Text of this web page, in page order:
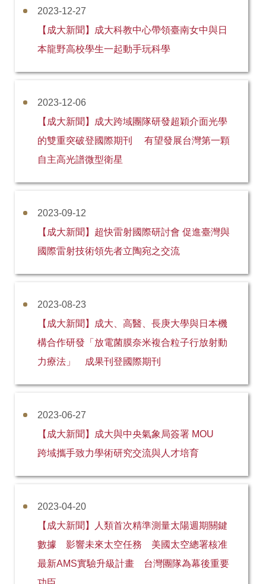
2023-12-27
【成大新聞】成大科教中心帶領臺南女中與日
本龍野高校學生一起動手玩科學
2023-12-06
【成大新聞】成大跨域團隊研發超穎介面光學
的雙重突破登國際期刊 有望發展台灣第一顆
自主高光譜微型衛星
2023-09-12
【成大新聞】超快雷射國際研討會 促進臺灣與
國際雷射技術領先者立陶宛之交流
2023-08-23
【成大新聞】成大、高醫、長庚大學與日本機
構合作研發「放電菌膜奈米複合粒子行放射動
力療法」 成果刊登國際期刊
2023-06-27
【成大新聞】成大與中央氣象局簽署 MOU
跨域攜手致力學術研究交流與人才培育
2023-04-20
【成大新聞】人類首次精準測量太陽週期關鍵
數據 影響未來太空任務 美國太空總署核准
最新AMS實驗升級計畫 台灣團隊為幕後重要